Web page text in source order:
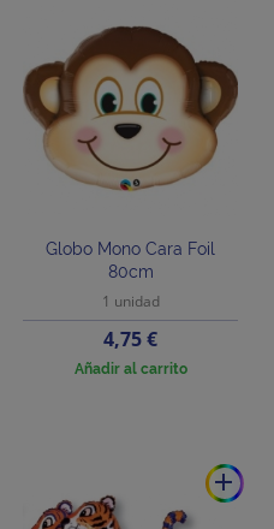
Globo Mono Cara Foil
80cm
1 unidad
Precio
4,75 €
Añadir al carrito
add